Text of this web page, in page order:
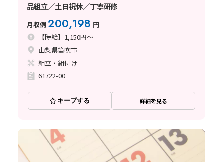
品組立／土日祝休／丁寧研修
月収例200,198 円
【時給】1,150円～
山梨県笛吹市
組立・組付け
61722-00
キープする 詳細を見る